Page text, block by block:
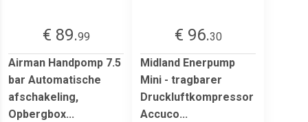
€ 89.99
Airman Handpomp 7.5
bar Automatische
afschakeling,
Opbergbox...
€ 96.30
Midland Enerpump
Mini - tragbarer
Druckluftkompressor
Accuco...